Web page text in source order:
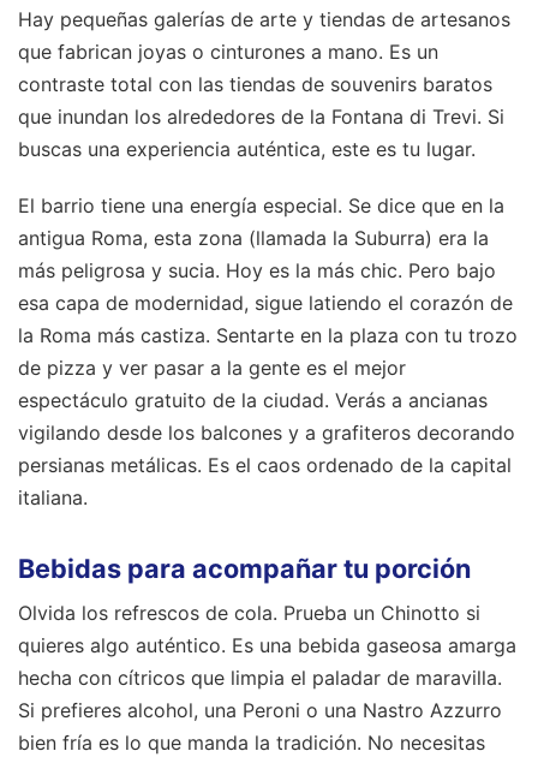
Hay pequeñas galerías de arte y tiendas de artesanos
que fabrican joyas o cinturones a mano. Es un
contraste total con las tiendas de souvenirs baratos
que inundan los alrededores de la Fontana di Trevi. Si
buscas una experiencia auténtica, este es tu lugar.
El barrio tiene una energía especial. Se dice que en la
antigua Roma, esta zona (llamada la Suburra) era la
más peligrosa y sucia. Hoy es la más chic. Pero bajo
esa capa de modernidad, sigue latiendo el corazón de
la Roma más castiza. Sentarte en la plaza con tu trozo
de pizza y ver pasar a la gente es el mejor
espectáculo gratuito de la ciudad. Verás a ancianas
vigilando desde los balcones y a grafiteros decorando
persianas metálicas. Es el caos ordenado de la capital
italiana.
Bebidas para acompañar tu porción
Olvida los refrescos de cola. Prueba un Chinotto si
quieres algo auténtico. Es una bebida gaseosa amarga
hecha con cítricos que limpia el paladar de maravilla.
Si prefieres alcohol, una Peroni o una Nastro Azzurro
bien fría es lo que manda la tradición. No necesitas